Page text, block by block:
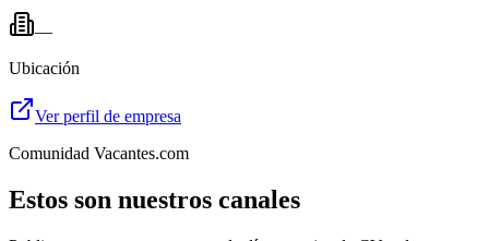
—
Ubicación
Ver perfil de empresa
Comunidad Vacantes.com
Estos son nuestros canales